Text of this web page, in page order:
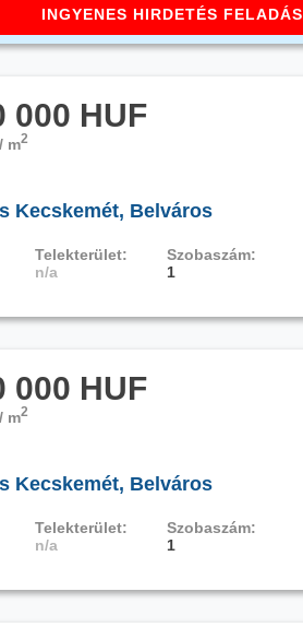
INGYENES HIRDETÉS FELADÁS
000 HUF
m2
Kecskemét, Belváros
Telekterület:
n/a
Szobaszám:
1
000 HUF
m2
Kecskemét, Belváros
Telekterület:
n/a
Szobaszám:
1